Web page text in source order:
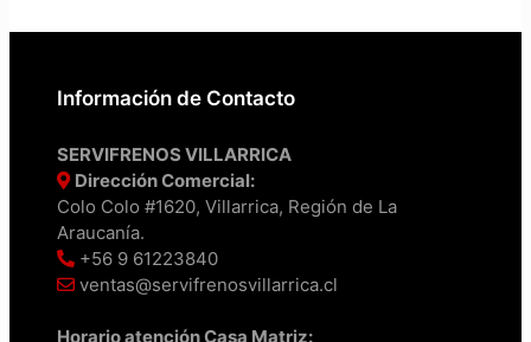
Información de Contacto
SERVIFRENOS VILLARRICA
Dirección Comercial:
Colo Colo #1620, Villarrica, Región de La
Araucanía.
+56 9 61223840
ventas@servifrenosvillarrica.cl
Horario atención Casa Matriz: